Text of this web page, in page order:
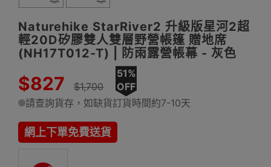
Naturehike StarRiver2 升級版星河2超
輕20D矽膠雙人雙層野營帳篷 贈地席
(NH17T012-T) | 防雨露營帳幕 - 灰色
$827 $1,700
51%
OFF
請查詢貨存，如缺貨訂貨時間約7-10天
網上下單免費送貨